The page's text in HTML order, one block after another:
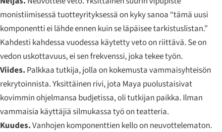
monistiimisessä tuotteyrityksessä on kyky sanoa “tämä uusi
komponentti ei lähde ennen kuin se läpäisee tarkistuslistan.”
Kahdesti kahdessa vuodessa käytetty veto on riittävä. Se on
vedon uskottavuus, ei sen frekvenssi, joka tekee työn.
Viides. Palkkaa tutkija, jolla on kokemusta vammaisyhteisön
rekrytoinnista. Yksittäinen rivi, jota Maya puolustaisivat
kovimmin ohjelmansa budjetissa, oli tutkijan paikka. Ilman
vammaisia käyttäjiä silmukassa työ on teatteria.
Kuudes.Vanhojen komponenttien kello on neuvottelematon.